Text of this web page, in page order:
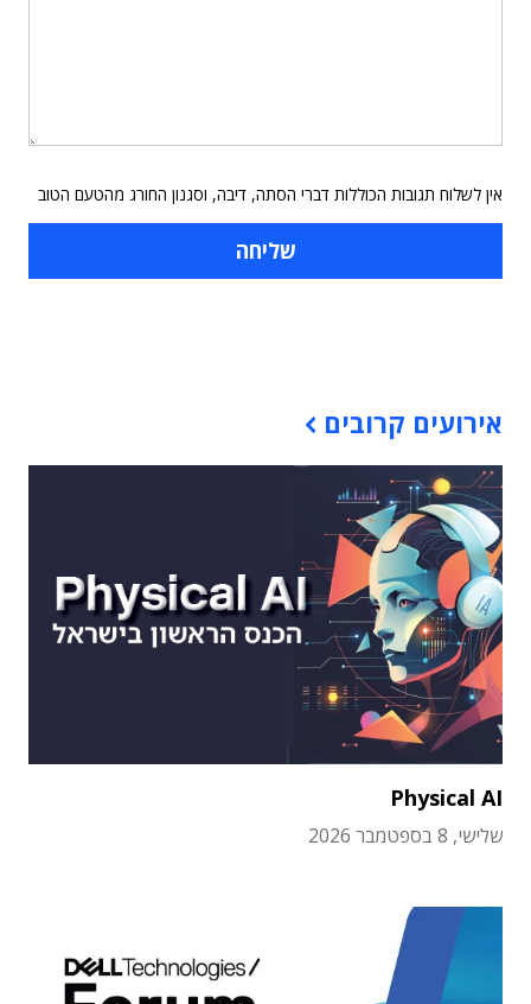
אין לשלוח תגובות הכוללות דברי הסתה, דיבה, וסגנון החורג מהטעם הטוב
אירועים קרובים
Physical AI
שלישי, 8 בספטמבר 2026